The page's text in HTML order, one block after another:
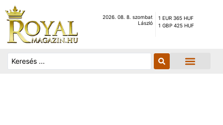
2026. 08. 8. szombat
László
1 EUR 365 HUF
1 GBP 425 HUF